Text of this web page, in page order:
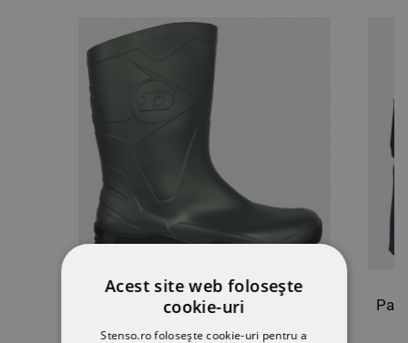
Cizme de lucru DUNLOP DEE
Acest site web folosește
cookie-uri
Stenso.ro folosește cookie-uri pentru a